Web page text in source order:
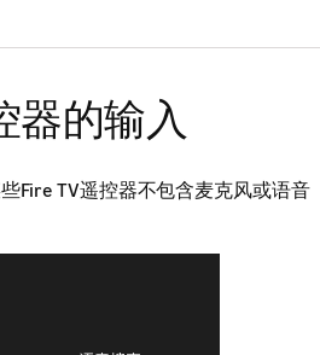
器的输入
Fire TV遥控器不包含麦克风或语音